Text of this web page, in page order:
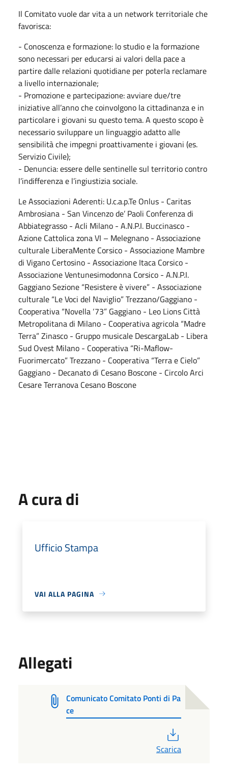
Il Comitato vuole dar vita a un network territoriale che
favorisca:
- Conoscenza e formazione: lo studio e la formazione
sono necessari per educarsi ai valori della pace a
partire dalle relazioni quotidiane per poterla reclamare
a livello internazionale;
- Promozione e partecipazione: avviare due/tre
iniziative all’anno che coinvolgono la cittadinanza e in
particolare i giovani su questo tema. A questo scopo è
necessario sviluppare un linguaggio adatto alle
sensibilità che impegni proattivamente i giovani (es.
Servizio Civile);
- Denuncia: essere delle sentinelle sul territorio contro
l’indifferenza e l’ingiustizia sociale.
Le Associazioni Aderenti: U.c.a.p.Te Onlus - Caritas
Ambrosiana - San Vincenzo de’ Paoli Conferenza di
Abbiategrasso - Acli Milano - A.N.P.I. Buccinasco -
Azione Cattolica zona VI – Melegnano - Associazione
culturale LiberaMente Corsico - Associazione Mambre
di Vigano Certosino - Associazione Itaca Corsico -
Associazione Ventunesimodonna Corsico - A.N.P.I.
Gaggiano Sezione “Resistere è vivere” - Associazione
culturale “Le Voci del Naviglio” Trezzano/Gaggiano -
Cooperativa “Novella ‘73” Gaggiano - Leo Lions Città
Metropolitana di Milano - Cooperativa agricola “Madre
Terra” Zinasco - Gruppo musicale DescargaLab - Libera
Sud Ovest Milano - Cooperativa “Ri-Maflow-
Fuorimercato” Trezzano - Cooperativa “Terra e Cielo”
Gaggiano - Decanato di Cesano Boscone - Circolo Arci
Cesare Terranova Cesano Boscone
A cura di
Ufficio Stampa
VAI ALLA PAGINA
Allegati
Comunicato Comitato Ponti di Pa
ce
Scarica